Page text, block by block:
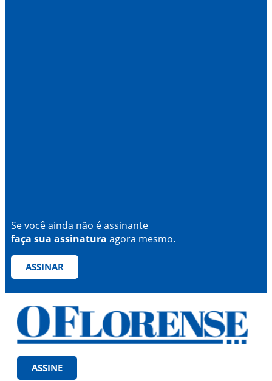
Se você ainda não é assinante
faça sua assinatura agora mesmo.
ASSINAR
ASSINE